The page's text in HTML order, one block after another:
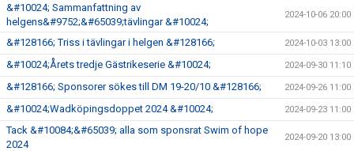
&#10024; Sammanfattning av
helgens&#9752;&#65039;tävlingar &#10024;
2024-10-06 20:00
&#128166; Triss i tävlingar i helgen &#128166; 2024-10-03 13:00
&#10024;Årets tredje Gästrikeserie &#10024; 2024-09-30 11:10
&#128166; Sponsorer sökes till DM 19-20/10 &#128166; 2024-09-26 11:00
&#10024;Wadköpingsdoppet 2024 &#10024; 2024-09-23 11:00
Tack &#10084;&#65039; alla som sponsrat Swim of hope
2024
2024-09-20 13:00